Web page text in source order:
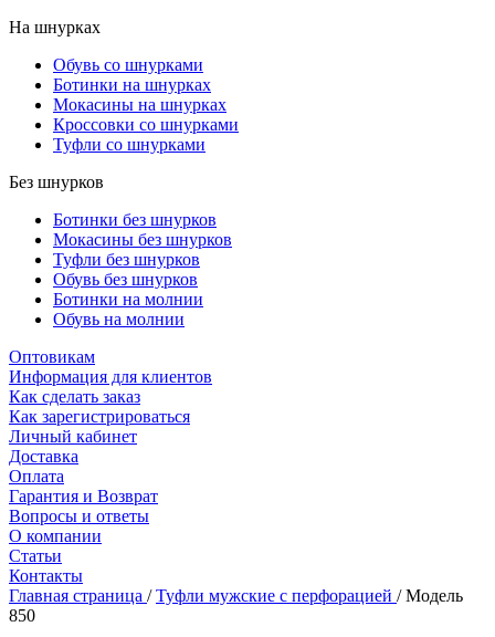
На шнурках
Обувь со шнурками
Ботинки на шнурках
Мокасины на шнурках
Кроссовки со шнурками
Туфли со шнурками
Без шнурков
Ботинки без шнурков
Мокасины без шнурков
Туфли без шнурков
Обувь без шнурков
Ботинки на молнии
Обувь на молнии
Оптовикам
Информация для клиентов
Как сделать заказ
Как зарегистрироваться
Личный кабинет
Доставка
Оплата
Гарантия и Возврат
Вопросы и ответы
О компании
Статьи
Контакты
Главная страница / Туфли мужские с перфорацией /Модель
850